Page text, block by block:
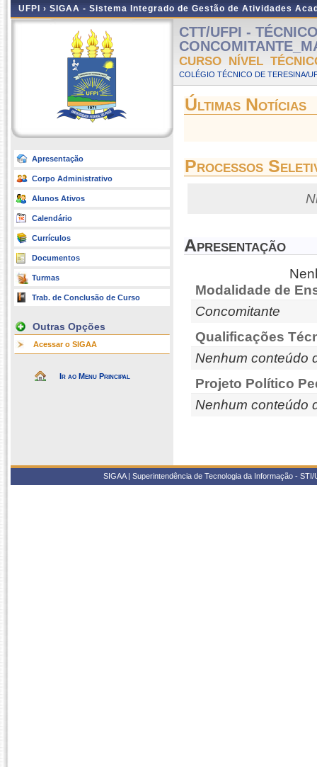
UFPI › SIGAA - Sistema Integrado de Gestão de Atividades
Apresentação
Corpo Administrativo
Alunos Ativos
Calendário
Currículos
Documentos
Turmas
Trab. de Conclusão de Curso
Outras Opções
Acessar o SIGAA
Ir ao Menu Principal
CTT/UFPI -
CURSO NÍVEL
COLÉGIO TÉCNICO DE TERESINA/
Últimas Notícias
Processos
Apresentação
Modalidade de
Concomitante
Qualificações
Nenhum conteúdo
Projeto Político
Nenhum conteúdo
SIGAA | Superintendência de Tecnologia da Informação -